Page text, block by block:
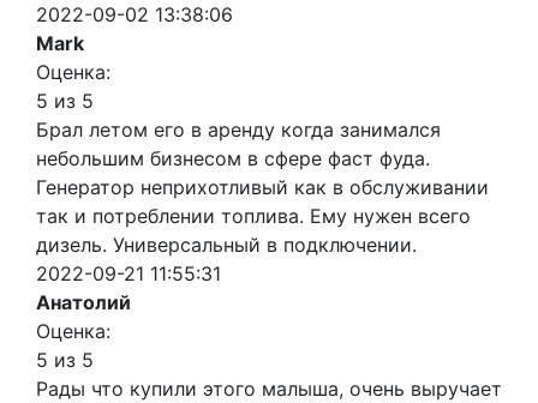
2022-09-02 13:38:06
Mark
Оценка:
5 из 5
Брал летом его в аренду когда занимался
небольшим бизнесом в сфере фаст фуда.
Генератор неприхотливый как в обслуживании
так и потреблении топлива. Ему нужен всего
дизель. Универсальный в подключении.
2022-09-21 11:55:31
Анатолий
Оценка:
5 из 5
Рады что купили этого малыша, очень выручает